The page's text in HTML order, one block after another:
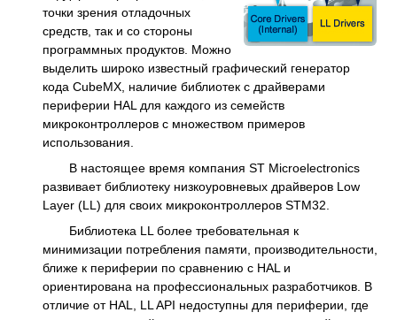
точки зрения отладочных
средств, так и со стороны
программных продуктов. Можно
выделить широко известный графический генератор
кода CubeMX, наличие библиотек с драйверами
периферии HAL для каждого из семейств
микроконтроллеров с множеством примеров
использования.
В настоящее время компания ST Microelectronics
развивает библиотеку низкоуровневых драйверов Low
Layer (LL) для своих микроконтроллеров STM32.
Библиотека LL более требовательная к
минимизации потребления памяти, производительности,
ближе к периферии по сравнению с HAL и
ориентирована на профессиональных разработчиков. В
отличие от HAL, LL API недоступны для периферии, где